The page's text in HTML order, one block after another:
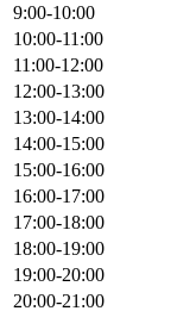
9:00-10:00
10:00-11:00
11:00-12:00
12:00-13:00
13:00-14:00
14:00-15:00
15:00-16:00
16:00-17:00
17:00-18:00
18:00-19:00
19:00-20:00
20:00-21:00